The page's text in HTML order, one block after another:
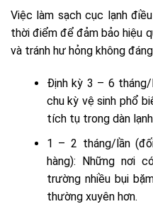
Việc làm sạch cục lạnh
thời điểm để đảm bảo hiệu
và tránh hư hỏng không
Định kỳ 3 – 6
chu kỳ vệ sinh phổ
tích tụ trong dàn
1 – 2 tháng/lần
hàng): Những nơi
trường nhiều bụi
thường xuyên hơn.